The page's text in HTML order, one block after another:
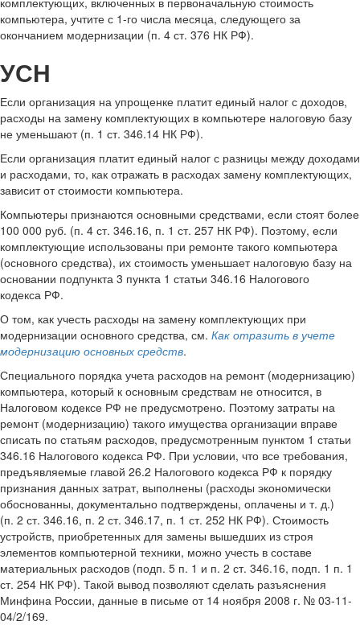
компьютера, учтите с 1-го числа месяца, следующего за
окончанием модернизации (п. 4 ст. 376 НК РФ).
УСН
Если организация на упрощенке платит единый налог с доходов,
расходы на замену комплектующих в компьютере налоговую базу
не уменьшают (п. 1 ст. 346.14 НК РФ).
Если организация платит единый налог с разницы между доходами
и расходами, то, как отражать в расходах замену комплектующих,
зависит от стоимости компьютера.
Компьютеры признаются основными средствами, если стоят более
100 000 руб. (п. 4 ст. 346.16, п. 1 ст. 257 НК РФ). Поэтому, если
комплектующие использованы при ремонте такого компьютера
(основного средства), их стоимость уменьшает налоговую базу на
основании подпункта 3 пункта 1 статьи 346.16 Налогового
кодекса РФ.
О том, как учесть расходы на замену комплектующих при
модернизации основного средства, см. Как отразить в учете
модернизацию основных средств.
Специального порядка учета расходов на ремонт (модернизацию)
компьютера, который к основным средствам не относится, в
Налоговом кодексе РФ не предусмотрено. Поэтому затраты на
ремонт (модернизацию) такого имущества организации вправе
списать по статьям расходов, предусмотренным пунктом 1 статьи
346.16 Налогового кодекса РФ. При условии, что все требования,
предъявляемые главой 26.2 Налогового кодекса РФ к порядку
признания данных затрат, выполнены (расходы экономически
обоснованны, документально подтверждены, оплачены и т. д.)
(п. 2 ст. 346.16, п. 2 ст. 346.17, п. 1 ст. 252 НК РФ). Стоимость
устройств, приобретенных для замены вышедших из строя
элементов компьютерной техники, можно учесть в составе
материальных расходов (подп. 5 п. 1 и п. 2 ст. 346.16, подп. 1 п. 1
ст. 254 НК РФ). Такой вывод позволяют сделать разъяснения
Минфина России, данные в письме от 14 ноября 2008 г. № 03-11-
04/2/169.